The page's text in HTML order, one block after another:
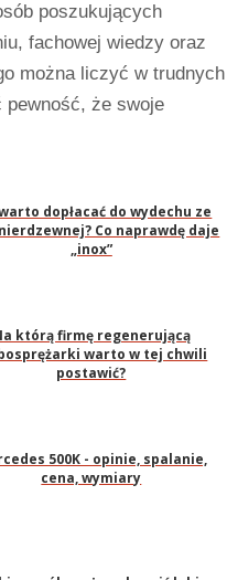
poszukujących
fachowej wiedzy oraz
można liczyć w trudnych
pewność, że swoje
dopłacać do wydechu ze
Co naprawdę daje
„inox”
którą firmę regenerującą
warto w tej chwili
postawić?
500K - opinie, spalanie,
cena, wymiary